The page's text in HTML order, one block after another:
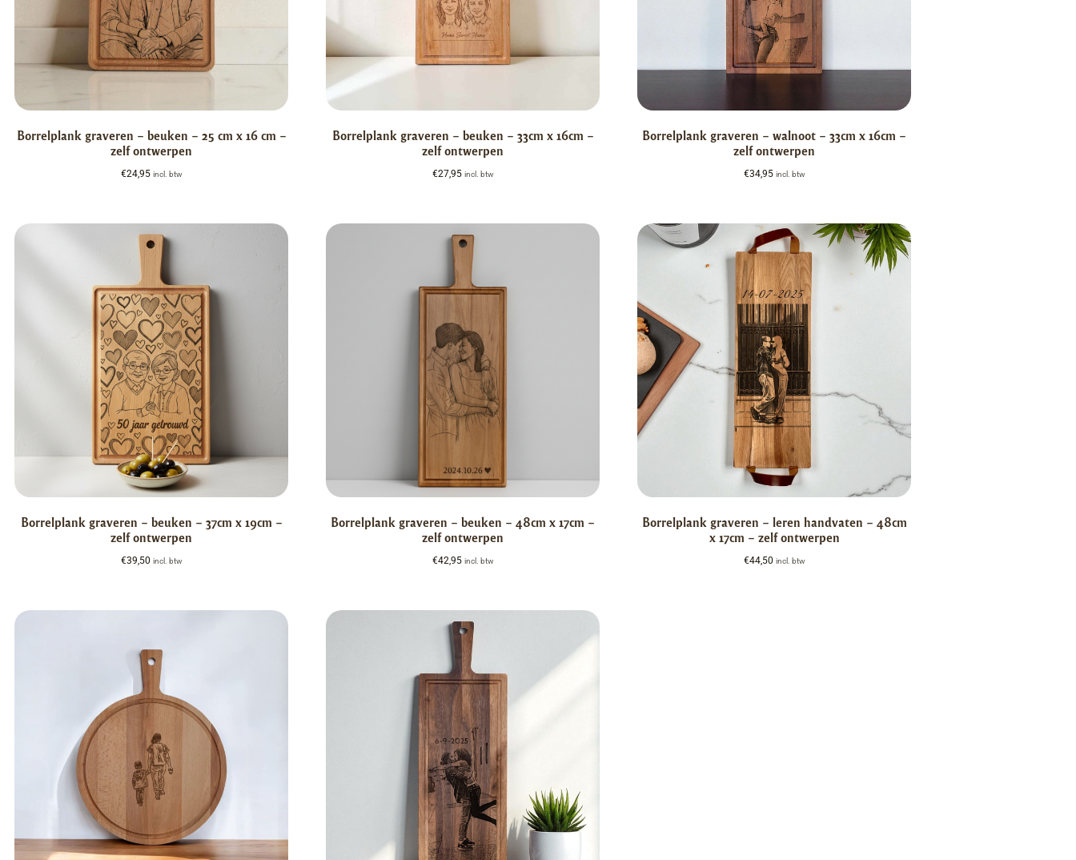
Borrelplank graveren – beuken – 25 cm x 16 cm –
zelf ontwerpen
€24,95 incl. btw
Borrelplank graveren – beuken – 33cm x 16cm –
zelf ontwerpen
€27,95 incl. btw
Borrelplank graveren – walnoot – 33cm x 16cm –
zelf ontwerpen
€34,95 incl. btw
Borrelplank graveren – beuken – 37cm x 19cm –
zelf ontwerpen
€39,50 incl. btw
Borrelplank graveren – beuken – 48cm x 17cm –
zelf ontwerpen
€42,95 incl. btw
Borrelplank graveren – leren handvaten – 48cm
x 17cm – zelf ontwerpen
€44,50 incl. btw